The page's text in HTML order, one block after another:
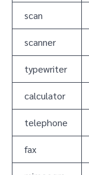
scan
scanner
typewriter
calculator
telephone
fax